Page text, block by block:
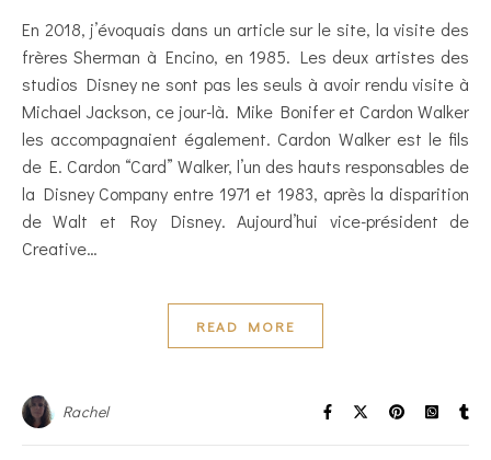
En 2018, j’évoquais dans un article sur le site, la visite des
frères Sherman à Encino, en 1985. Les deux artistes des
studios Disney ne sont pas les seuls à avoir rendu visite à
Michael Jackson, ce jour-là. Mike Bonifer et Cardon Walker
les accompagnaient également. Cardon Walker est le fils
de E. Cardon “Card” Walker, l’un des hauts responsables de
la Disney Company entre 1971 et 1983, après la disparition
de Walt et Roy Disney. Aujourd’hui vice-président de
Creative…
READ MORE
Rachel